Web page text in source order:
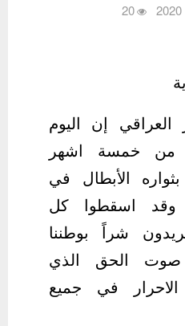
20
إن اليوم
من خمسة اشهر
الأبطال في
وقد اسقطوا كل
شراً بوطننا
صوت الحق الذي
في جميع